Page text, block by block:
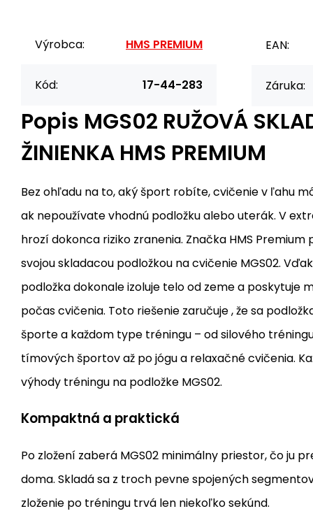
Výrobca: HMS PREMIUM
Kód: 17-44-283
EAN:
Záruka:
Popis MGS02 RUŽOVÁ
ŽINIENKA HMS PREMIUM
Bez ohľadu na to, aký šport robíte, cvičenie v ľahu
ak nepoužívate vhodnú podložku alebo uterák. V
hrozí dokonca riziko zranenia. Značka HMS
svojou skladacou podložkou na cvičenie MGS02.
podložka dokonale izoluje telo od zeme a poskytuje
počas cvičenia. Toto riešenie zaručuje , že sa
športe a každom type tréningu – od silového
tímových športov až po jógu a relaxačné cvičenia.
výhody tréningu na podložke MGS02.
Kompaktná a praktická
Po zložení zaberá MGS02 minimálny priestor, čo ju
doma. Skladá sa z troch pevne spojených
zloženie po tréningu trvá len niekoľko sekúnd.